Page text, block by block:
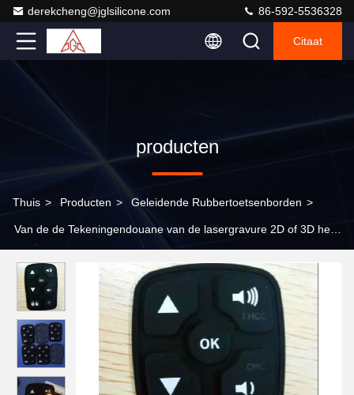
derekcheng@jglsilicone.com 86-592-5536328
Citaat
producten
Thuis > Producten > Geleidende Rubbertoetsenborden >
Van de de Tekeningendouane van de lasergravure 2D of 3D het